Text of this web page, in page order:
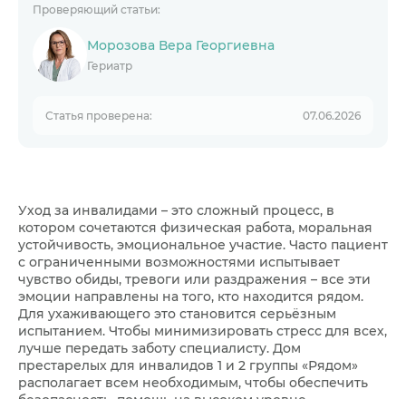
Поддержка психолога
С какими проблемами сталкиваются люди
при уходе за инвалидами
Плюсы ухода за инвалидами в частном
Проверяющий статьи:
Морозова Вера Георгиевна
Гериатр
Статья проверена: 07.06.2026
Уход за инвалидами – это сложный процесс, в
котором сочетаются физическая работа, моральная
устойчивость, эмоциональное участие. Часто пациент
с ограниченными возможностями испытывает
чувство обиды, тревоги или раздражения – все эти
эмоции направлены на того, кто находится рядом.
Для ухаживающего это становится серьёзным
испытанием. Чтобы минимизировать стресс для всех,
лучше передать заботу специалисту. Дом
престарелых для инвалидов 1 и 2 группы «Рядом»
располагает всем необходимым, чтобы обеспечить